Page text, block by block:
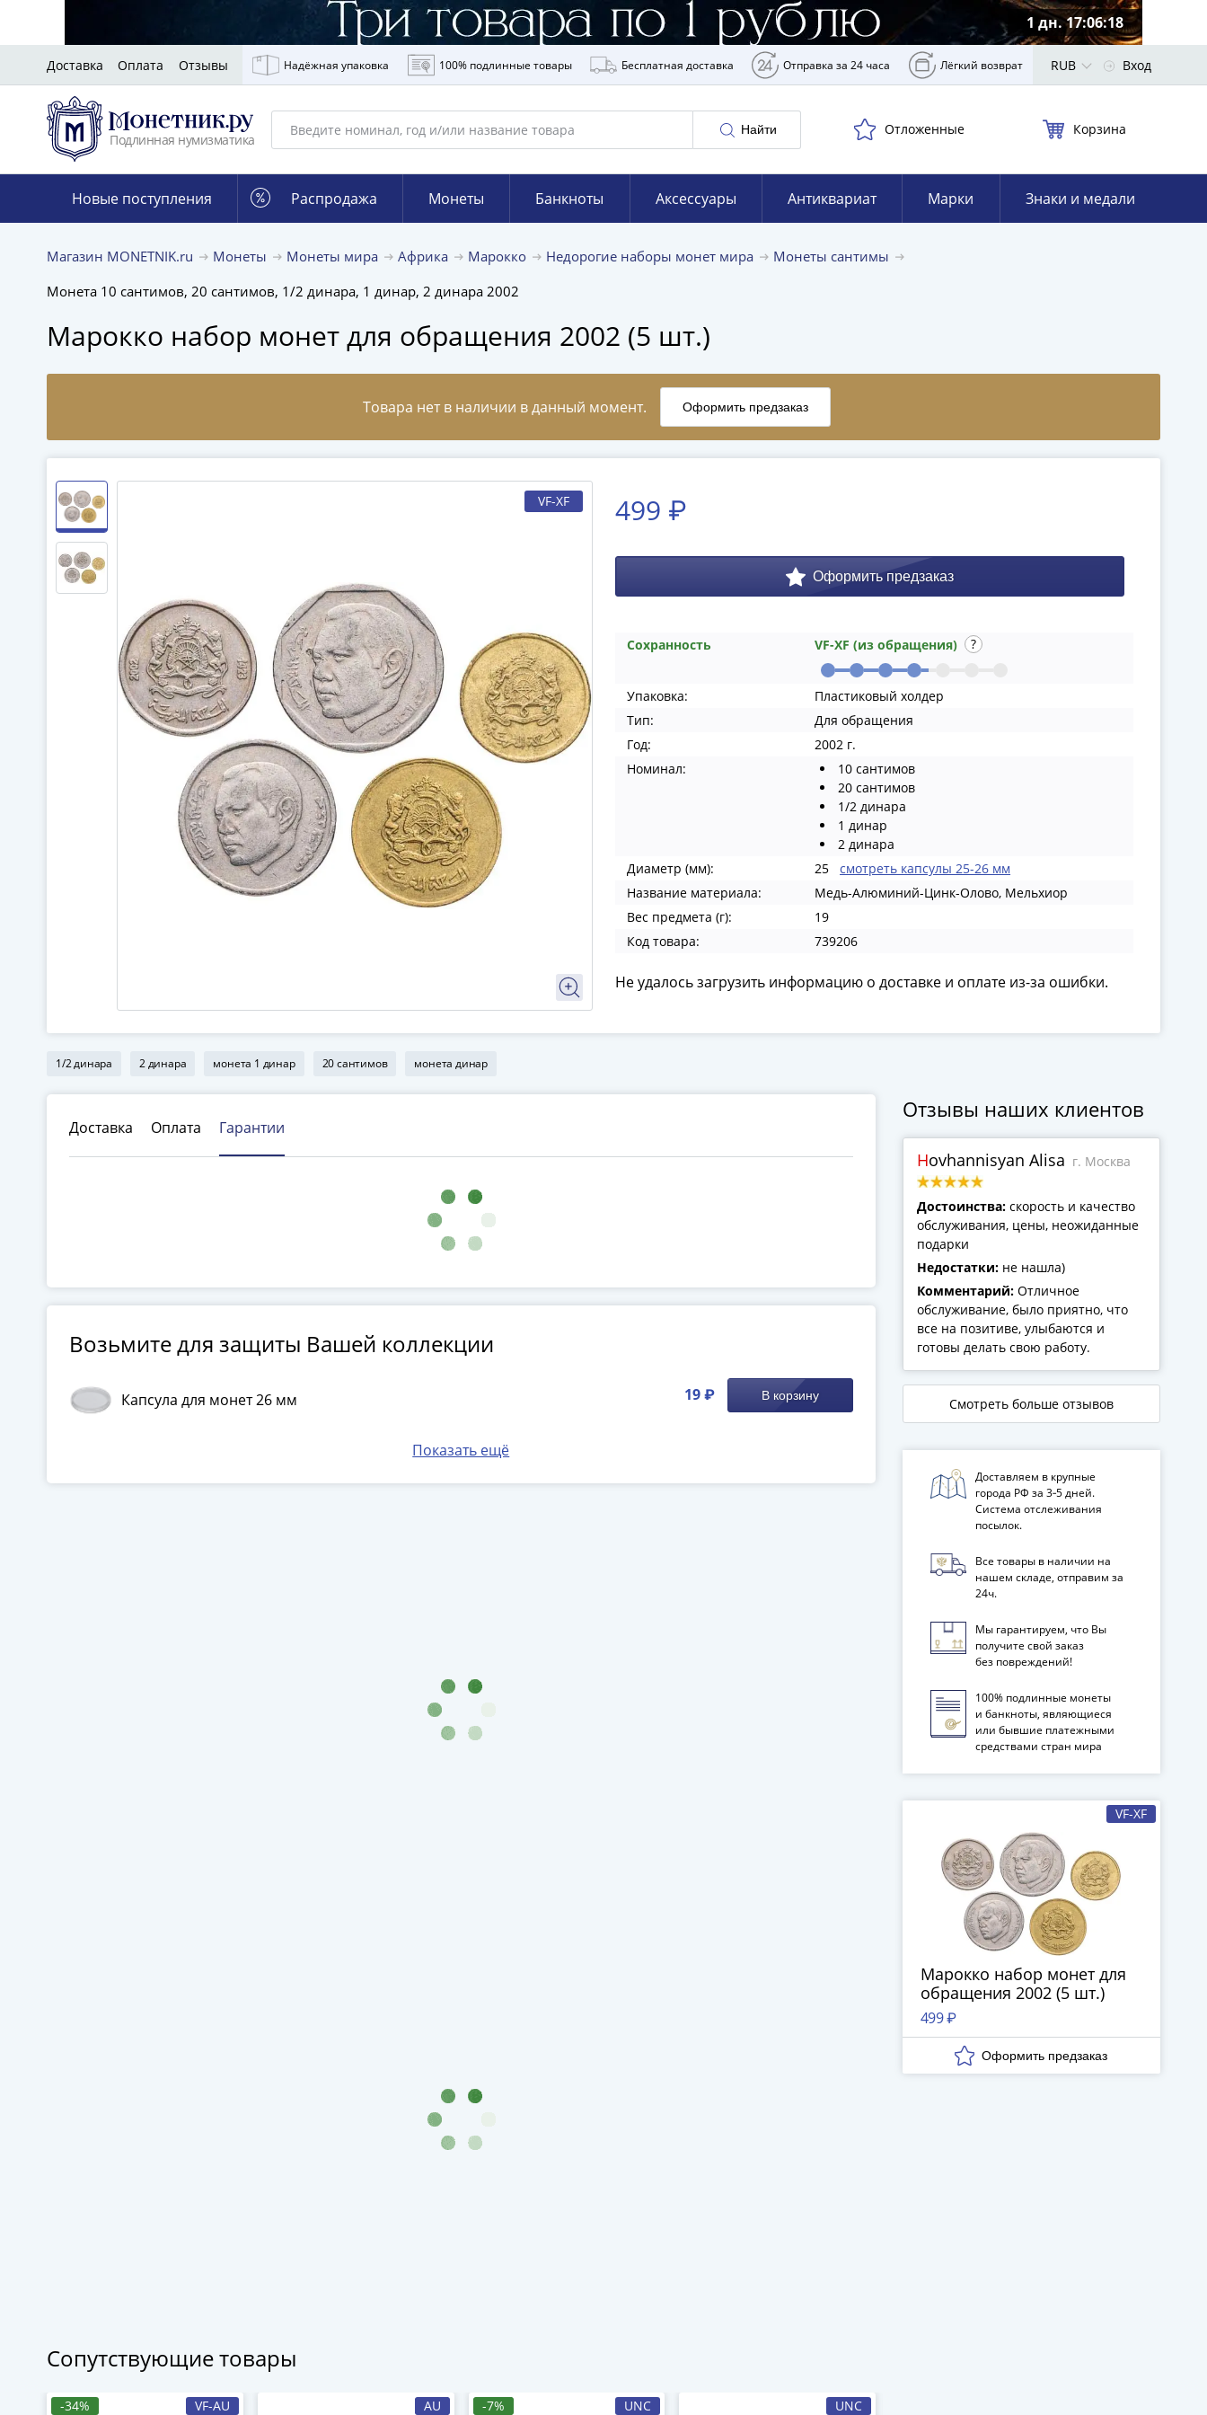
1 дн. 17:06:17
Доставка Оплата Отзывы Надёжная упаковка 100% подлинные товары Бесплатная доставка Отправка за 24 часа Лёгкий возврат RUB Вход
Подлинная нумизматика
Найти Отложенные Корзина
Новые поступления Распродажа Монеты Банкноты Аксессуары Антиквариат Марки Знаки и медали
Магазин MONETNIK.ru Монеты Монеты мира Африка Марокко Недорогие наборы монет мира
Монеты сантимы
Монета 10 сантимов, 20 сантимов, 1/2 динара, 1 динар, 2 динара 2002
Марокко набор монет для обращения 2002 (5 шт.)
VF-XF 499 ₽
Сохранность VF-XF (из обращения)
Упаковка:
Пластиковый холдер
Тип:
Для обращения
Год:
2002 г.
Номинал:
10 сантимов
20 сантимов
1/2 динара
1 динар
2 динара
Диаметр (мм):
25
смотреть капсулы 25-26 мм
Название материала:
Медь-Алюминий-Цинк-Олово, Мельхиор
Вес предмета (г):
19
Код товара:
739206
Не удалось загрузить информацию о доставке и оплате из-за ошибки.
1/2 динара 2 динара монета 1 динар 20 сантимов монета динар
Доставка Оплата Гарантии
Возьмите для защиты Вашей коллекции
Капсула для монет 26 мм 19 ₽ В корзину
Показать ещё
Сопутствующие товары
-34% VF-AU AU -7% UNC UNC
Отзывы наших клиентов
Hovhannisyan Alisa г. Москва
Достоинства: скорость и качество
обслуживания, цены, неожиданные
подарки
Недостатки: не нашла)
Комментарий: Отличное
обслуживание, было приятно, что
все на позитиве, улыбаются и
готовы делать свою работу.
Смотреть больше отзывов
Доставляем в крупные
города РФ за 3‑5 дней.
Система отслеживания
посылок.
Все товары в наличии на
нашем складе, отправим за
24ч.
Мы гарантируем, что Вы
получите свой заказ
без повреждений!
100% подлинные монеты
и банкноты, являющиеся
или бывшие платежными
средствами стран мира
VF-XF
Марокко набор монет для
обращения 2002 (5 шт.)
499 ₽